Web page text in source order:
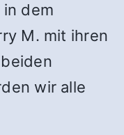
dem
M. mit ihren
wir alle